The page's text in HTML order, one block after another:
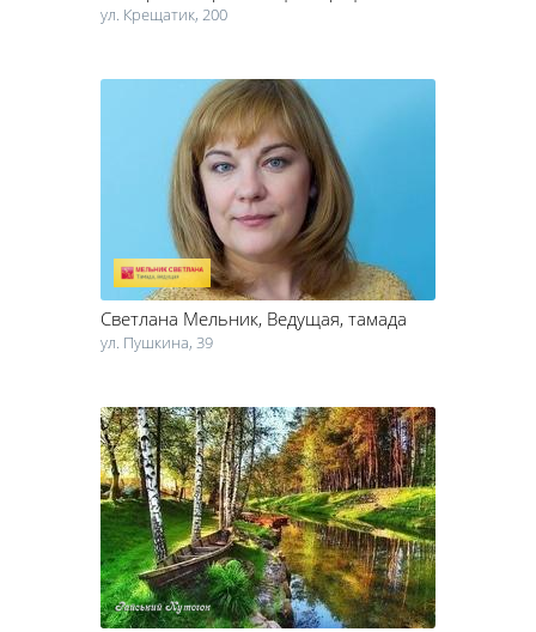
ул. Крещатик, 200
Светлана Мельник, Ведущая, тамада
ул. Пушкина, 39